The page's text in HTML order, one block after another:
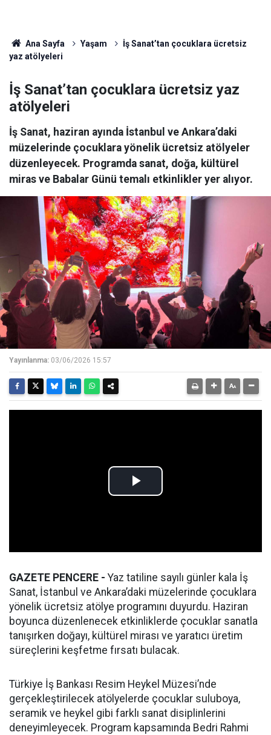
Ana Sayfa Yaşam
İş Sanat’tan çocuklara ücretsiz
yaz atölyeleri
İş Sanat’tan çocuklara ücretsiz yaz
atölyeleri
İş Sanat, haziran ayında İstanbul ve Ankara’daki
müzelerinde çocuklara yönelik ücretsiz atölyeler
düzenleyecek. Programda sanat, doğa, kültürel
miras ve Babalar Günü temalı etkinlikler yer alıyor.
Yayınlanma: 03/06/2026 15:57
GAZETE PENCERE - Yaz tatiline sayılı günler kala İş
Sanat, İstanbul ve Ankara’daki müzelerinde çocuklara
yönelik ücretsiz atölye programını duyurdu. Haziran
boyunca düzenlenecek etkinliklerde çocuklar sanatla
tanışırken doğayı, kültürel mirası ve yaratıcı üretim
süreçlerini keşfetme fırsatı bulacak.
Türkiye İş Bankası Resim Heykel Müzesi’nde
gerçekleştirilecek atölyelerde çocuklar suluboya,
seramik ve heykel gibi farklı sanat disiplinlerini
deneyimleyecek. Program kapsamında Bedri Rahmi